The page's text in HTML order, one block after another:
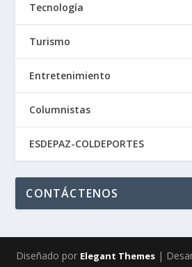
Tecnología
Turismo
Entretenimiento
Columnistas
ESDEPAZ-COLDEPORTES
CONTÁCTENOS
Diseñado por Elegant Themes|